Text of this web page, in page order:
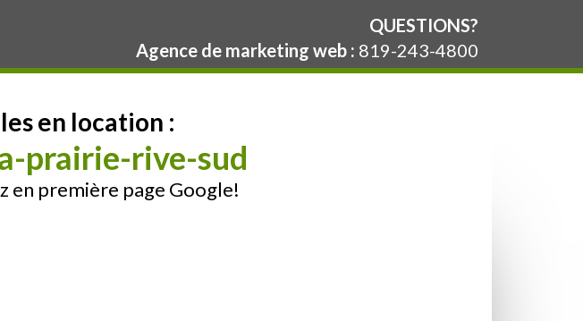
QUESTIONS?
Agence de marketing web : 819-243-4800
en location :
prairie-rive-sud
en première page Google!